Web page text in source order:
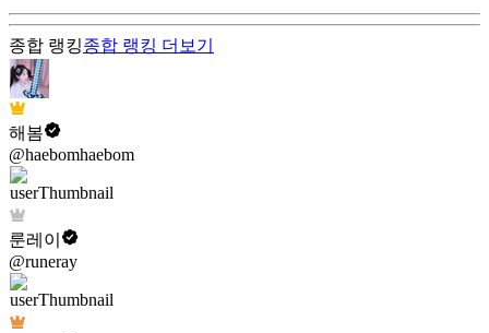
종합 랭킹종합 랭킹 더보기
해봄
@haebomhaebom
룬레이
@runeray